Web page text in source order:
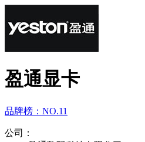
盈通显卡
品牌榜： NO.11
公司：